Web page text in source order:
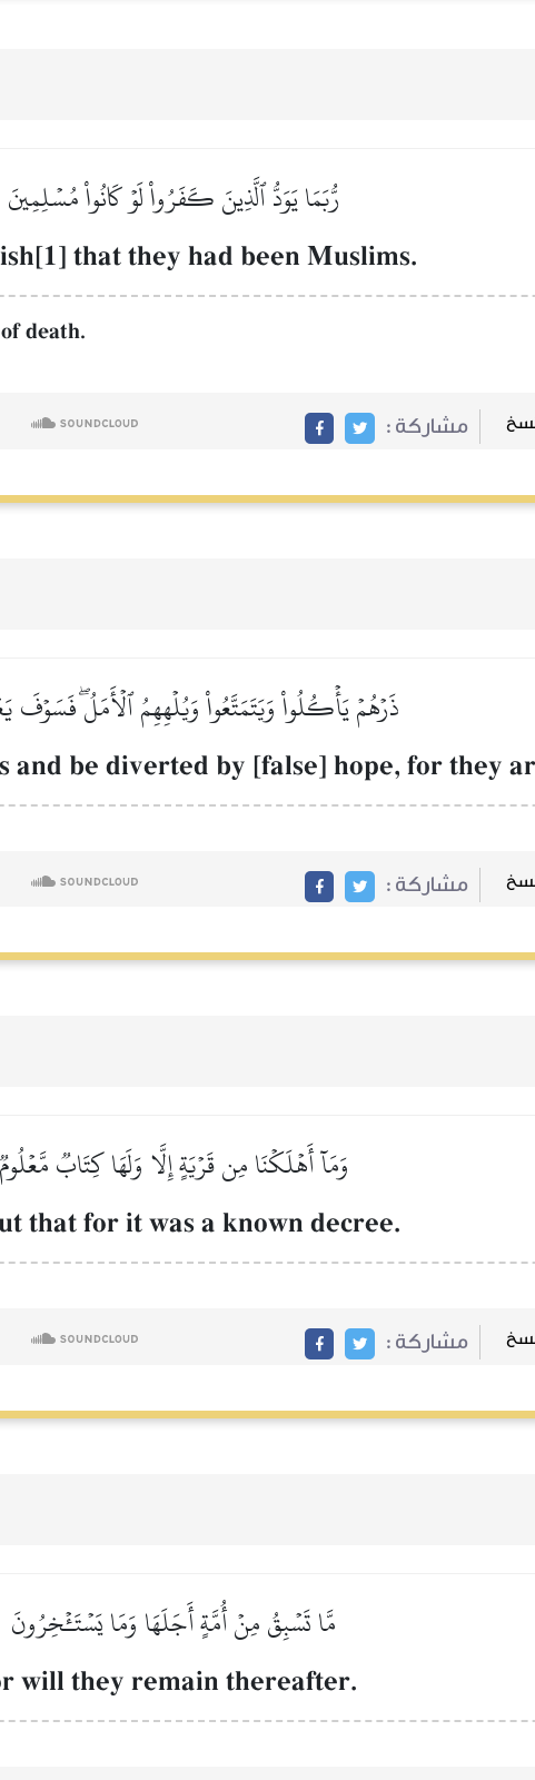
رُّبَمَا يَوَدُّ ٱلَّذِينَ كَفَرُواْ لَوۡ كَانُواْ مُسۡلِمِينَ
that they had been Muslims.
death.
مشاركة :
ذَرۡهُمۡ يَأۡكُلُواْ وَيَتَمَتَّعُواْ وَيُلۡهِهِمُ ٱلۡأَمَلُۖ فَسَوۡفَ
and be diverted by [false] hope, for they
مشاركة :
وَمَآ أَهۡلَكۡنَا مِن قَرۡيَةٍ إِلَّا وَلَهَا كِتَابٞ مَّعۡلُومٞ
that for it was a known decree.
مشاركة :
مَّا تَسۡبِقُ مِنۡ أُمَّةٍ أَجَلَهَا وَمَا يَسۡتَـٔۡخِرُونَ
will they remain thereafter.